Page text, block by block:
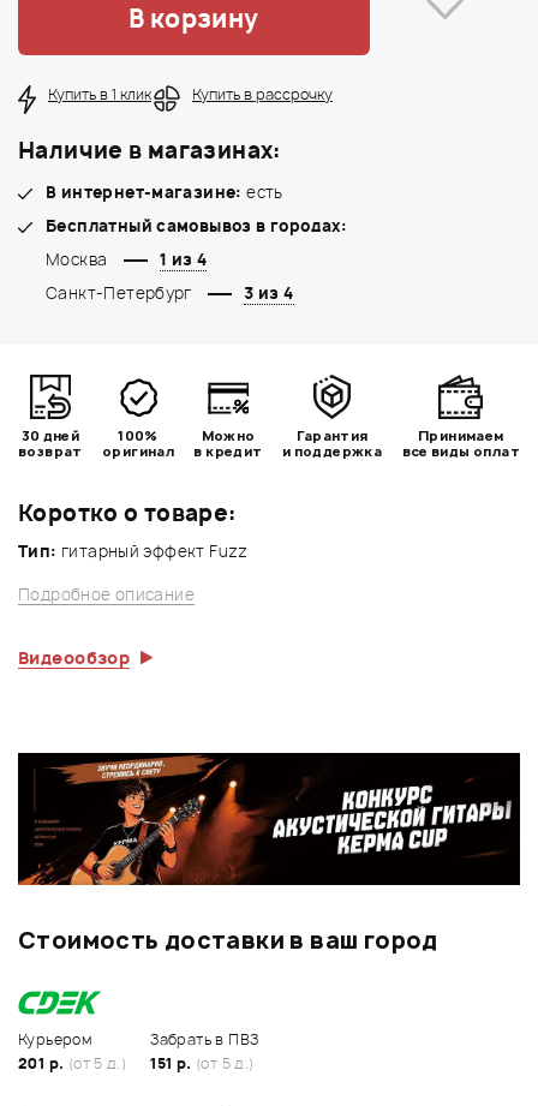
Коротко о товаре:
Тип: гитарный эффект Fuzz
Подробное описание
Видеообзор
В корзину
Купить в 1 клик Купить в рассрочку
Наличие в магазинах:
В интернет-магазине: есть
Бесплатный самовывоз в городах:
Москва
1 из 4
Санкт-Петербург
3 из 4
30 дней
возврат
100%
оригинал
Можно
в кредит
Гарантия
и поддержка
Принимаем
все виды оплат
Стоимость доставки в ваш город
Курьером
201 р. (от 5 д.)
Забрать в ПВЗ
151 р. (от 5 д.)